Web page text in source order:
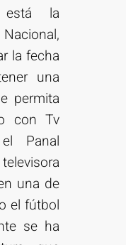
está la
la fecha
una
permita
con Tv
Panal
una de
el fútbol
se ha